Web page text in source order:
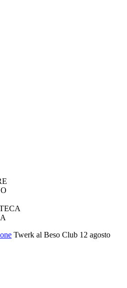
Twerk al Beso Club 12 agosto